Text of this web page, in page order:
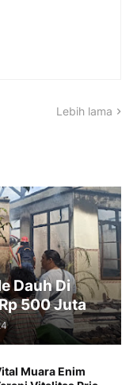
Lebih lama
Dauh Di
500 Juta
Muara Enim